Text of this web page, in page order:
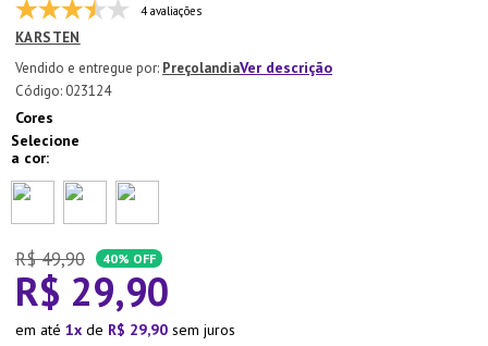
4 avaliações
KARSTEN
PreçolandiaVer descrição
: 023124
Cores
R$ 49,90 40% OFF
R$ 29,90
em até 1 de R$ 29,90 sem juros